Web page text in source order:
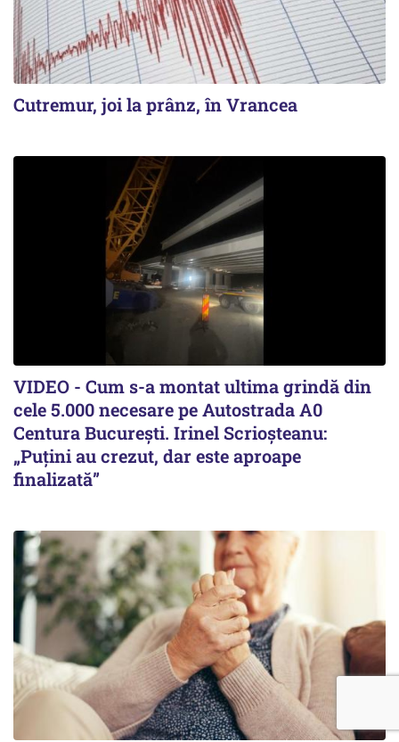
Cutremur, joi la prânz, în Vrancea
VIDEO - Cum s-a montat ultima grindă din
cele 5.000 necesare pe Autostrada A0
Centura București. Irinel Scrioșteanu:
„Puțini au crezut, dar este aproape
finalizată”